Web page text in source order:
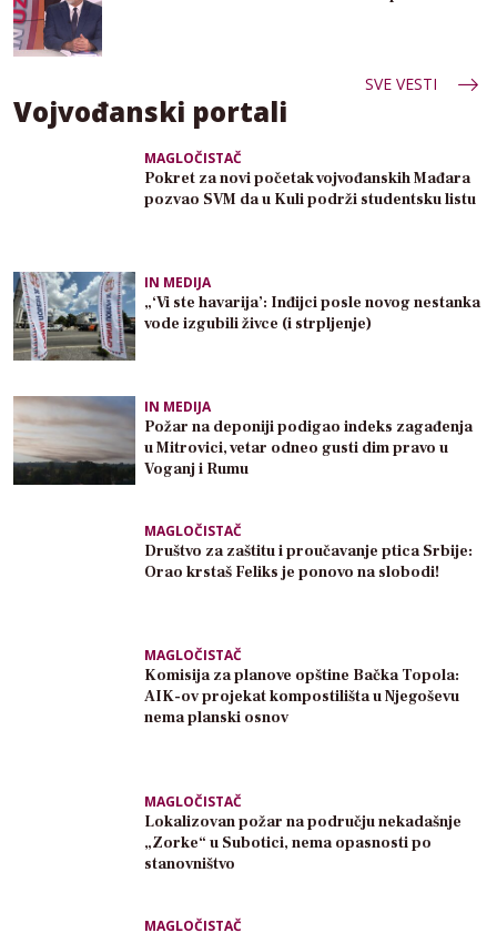
SVE VESTI
Vojvođanski portali
MAGLOČISTAČ
Pokret za novi početak vojvođanskih Mađara
pozvao SVM da u Kuli podrži studentsku listu
IN MEDIJA
„‘Vi ste havarija’: Inđijci posle novog nestanka
vode izgubili živce (i strpljenje)
IN MEDIJA
Požar na deponiji podigao indeks zagađenja
u Mitrovici, vetar odneo gusti dim pravo u
Voganj i Rumu
MAGLOČISTAČ
Društvo za zaštitu i proučavanje ptica Srbije:
Orao krstaš Feliks je ponovo na slobodi!
MAGLOČISTAČ
Komisija za planove opštine Bačka Topola:
AIK-ov projekat kompostilišta u Njegoševu
nema planski osnov
MAGLOČISTAČ
Lokalizovan požar na području nekadašnje
„Zorke“ u Subotici, nema opasnosti po
stanovništvo
MAGLOČISTAČ